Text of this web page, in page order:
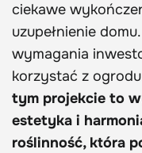
ciekawe
uzupełnienie
wymagania
korzystać z
tym projekcie to
estetyka i
roślinność, która